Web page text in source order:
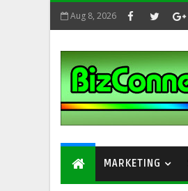
Aug 8, 2026
MARKETING